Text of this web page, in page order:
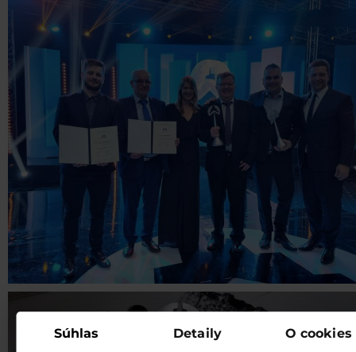
Súhlas Detaily O cookies